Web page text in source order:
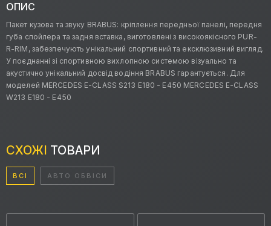
ОПИС
Пакет кузова та звуку BRABUS: кріплення передньої панелі, передня
губа спойлера та задня вставка, виготовлені з високоякісного PUR-
R-RIM, забезпечують унікальний спортивний та ексклюзивний вигляд.
У поєднанні зі спортивною вихлопною системою візуально та
акустично унікальний досвід водіння BRABUS гарантується. Для
моделей MERCEDES E-CLASS S213 E180 - E450 MERCEDES E-CLASS
W213 E180 - E450
СХОЖІ ТОВАРИ
ВСІ АВТО ОБВІСИ